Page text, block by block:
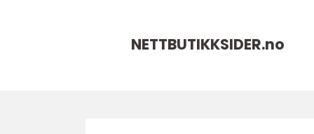
NETTBUTIKKSIDER.no